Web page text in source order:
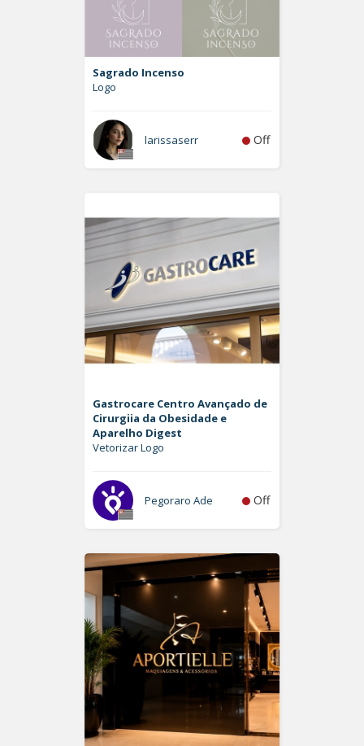
Sagrado Incenso
Logo
larissaserr Off
Gastrocare Centro Avançado de
Cirurgiia da Obesidade e
Aparelho Digest
Vetorizar Logo
Pegoraro Ade Off